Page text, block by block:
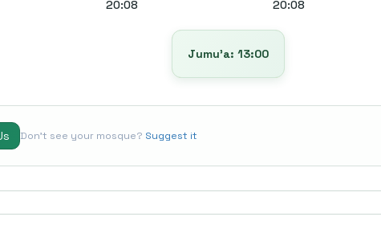
20:08 20:08
Jumu’a: 13:00
Don't see your mosque? Suggest it